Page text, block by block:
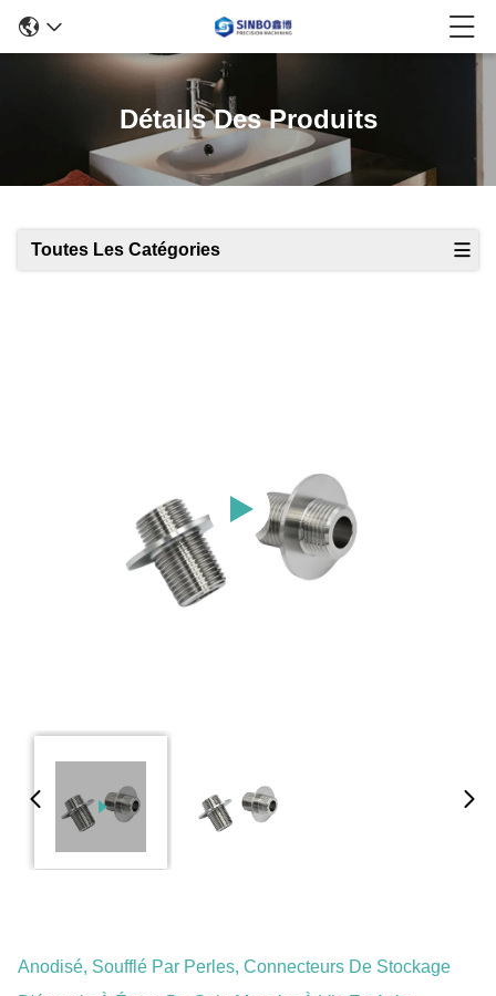
Détails Des Produits
Toutes Les Catégories
Anodisé, Soufflé Par Perles, Connecteurs De Stockage